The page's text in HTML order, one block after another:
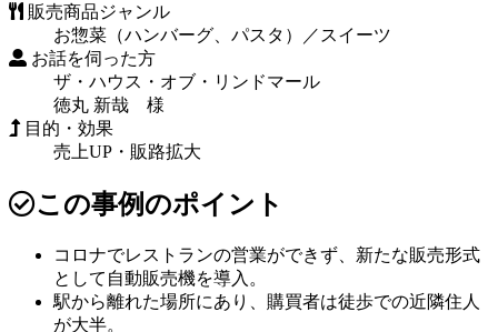
販売商品ジャンル
お惣菜（ハンバーグ、パスタ）／スイーツ
お話を伺った方
ザ・ハウス・オブ・リンドマール
徳丸 新哉 様
目的・効果
売上UP・販路拡大
この事例のポイント
コロナでレストランの営業ができず、新たな販売形式
として自動販売機を導入。
駅から離れた場所にあり、購買者は徒歩での近隣住人
が大半。